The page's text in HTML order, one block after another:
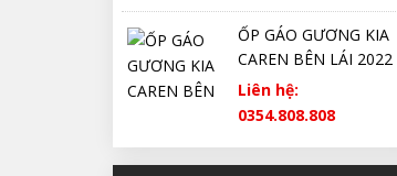
ỐP GÁO GƯƠNG KIA
CAREN BÊN LÁI 2022
2023 2024 2025 CHÍNH
HÃNG
Liên hệ:
0354.808.808